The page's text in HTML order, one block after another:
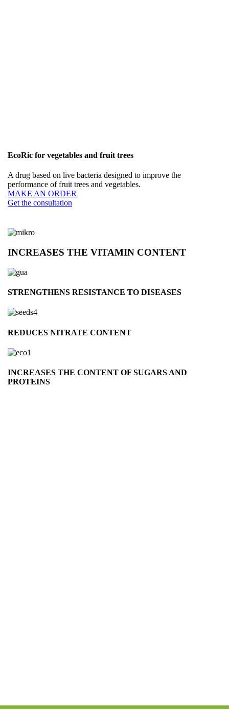
EcoRic for vegetables and fruit trees
A drug based on live bacteria designed to improve the
performance of fruit trees and vegetables.
MAKE AN ORDER
Get the consultation
INCREASES THE VITAMIN CONTENT
STRENGTHENS RESISTANCE TO DISEASES
REDUCES NITRATE CONTENT
INCREASES THE CONTENT OF SUGARS AND
PROTEINS